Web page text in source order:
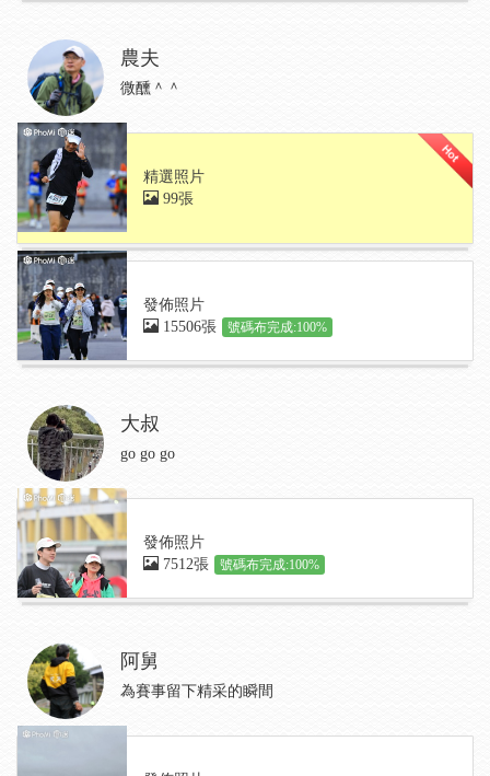
農夫
微醺＾＾
精選照片
99張
發佈照片
15506張
號碼布完成:100%
大叔
go go go
發佈照片
7512張
號碼布完成:100%
阿舅
為賽事留下精采的瞬間